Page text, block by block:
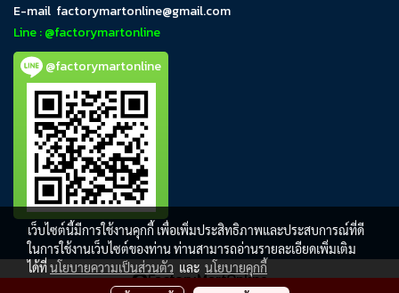
E-mail factorymartonline@gmail.com
Line : @factorymartonline
@factorymartonline
FactoryMartOnline
เว็บไซต์นี้มีการใช้งานคุกกี้ เพื่อเพิ่มประสิทธิภาพและประสบการณ์ที่ดี
ในการใช้งานเว็บไซต์ของท่าน ท่านสามารถอ่านรายละเอียดเพิ่มเติม
ได้ที่นโยบายความเป็นส่วนตัว และ นโยบายคุกกี้